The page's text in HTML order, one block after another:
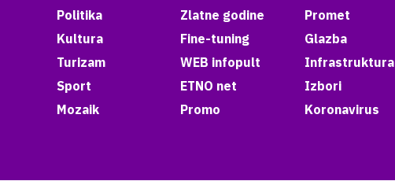
Politika
Kultura
Turizam
Sport
Mozaik
Zlatne godine
Fine-tuning
WEB infopult
ETNO net
Promo
Promet
Glazba
Infrastruktura
Izbori
Koronavirus